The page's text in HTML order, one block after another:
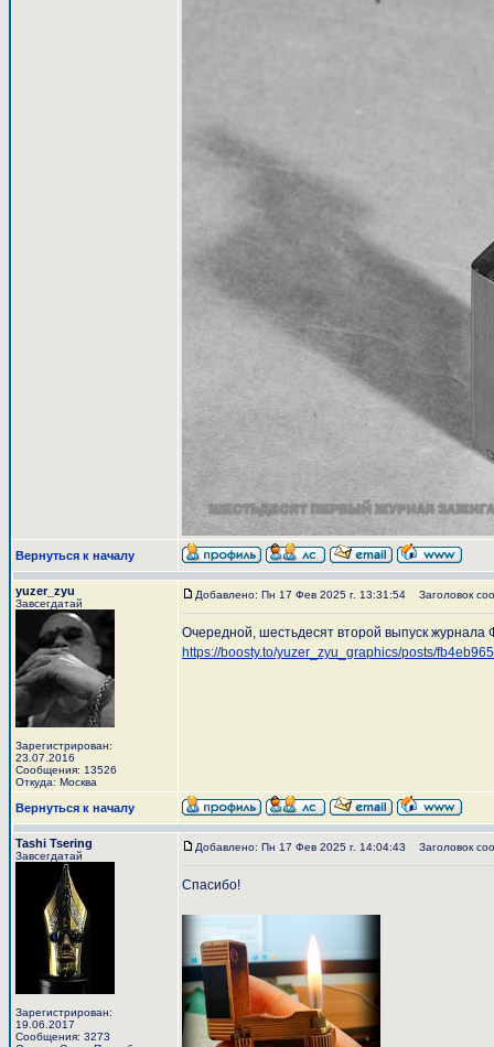
Вернуться к началу
yuzer_zyu
Завсегдатай
Зарегистрирован:
23.07.2016
Сообщения: 13526
Откуда: Москва
Добавлено: Пн 17 Фев 2025 г. 13:31:54 Заголовок
Очередной, шестьдесят второй выпуск
https://boosty.to/yuzer_zyu_graphics/posts/
Вернуться к началу
Tashi Tsering
Завсегдатай
Зарегистрирован:
19.06.2017
Сообщения: 3273
Добавлено: Пн 17 Фев 2025 г. 14:04:43 Заголовок
Спасибо!